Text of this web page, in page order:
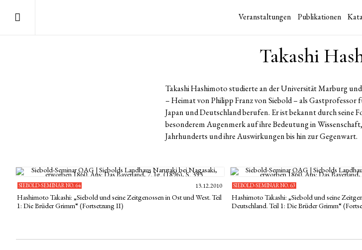
Veranstaltungen Publikationen
Takashi
Takashi Hashimoto studierte an der Universität Marburg
– Heimat von Philipp Franz von Siebold – als
Japan und Deutschland berufen. Er ist bekannt durch seine
besonderem Augenmerk auf ihre Bedeutung in
Jahrhunderts und ihre Auswirkungen bis hin zur Gegenwart.
SIEBOLD-SEMINAR NO. 64 13.12.2010
Hashimoto Takashi: „Siebold und seine Zeitgenossen in Ost und West. Teil
1: Die Brüder Grimm“ (Fortsetzung II)
SIEBOLD-SEMINAR NO. 63
Hashimoto Takashi: „Siebold und seine
Deutschland. Teil 1: Die Brüder Grimm“